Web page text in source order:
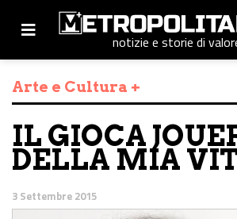
notizie e storie di
Arte e Cultura +
IL GIOCA
DELLA MIA
3 Settembre 2015